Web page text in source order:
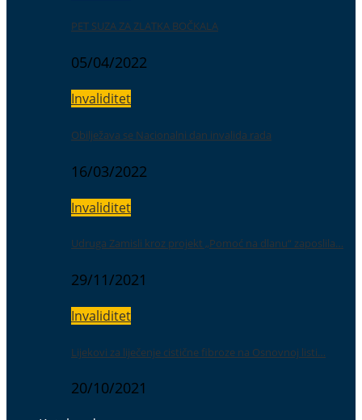
PET SUZA ZA ZLATKA BOČKALA
05/04/2022
Invaliditet
Obilježava se Nacionalni dan invalida rada
16/03/2022
Invaliditet
Udruga Zamisli kroz projekt „Pomoć na dlanu“ zaposlila…
29/11/2021
Invaliditet
Lijekovi za liječenje cistične fibroze na Osnovnoj listi…
20/10/2021